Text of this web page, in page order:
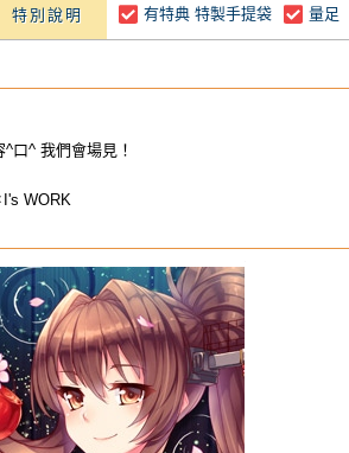
特別說明 有特典 特製手提袋 量足
口^ 我們會場見！
I's WORK